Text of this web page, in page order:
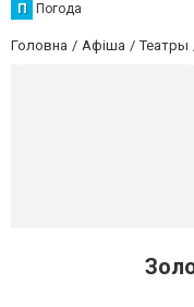
П Погода
Головна Афіша Театры